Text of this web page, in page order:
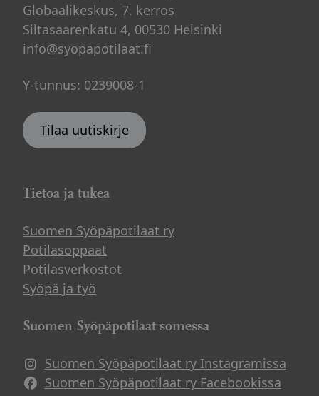
Globaalikeskus, 7. kerros
Siltasaarenkatu 4, 00530 Helsinki
info@syopapotilaat.fi
Y-tunnus: 0239008-1
Tilaa uutiskirje
Tietoa ja tukea
Suomen Syöpäpotilaat ry
Potilasoppaat
Potilasverkostot
Syöpä ja työ
Suomen Syöpäpotilaat somessa
Suomen Syöpäpotilaat ry Instagramissa
Suomen Syöpäpotilaat ry Facebookissa